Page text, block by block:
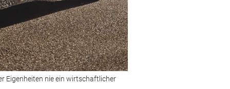
Eigenheiten nie ein wirtschaftlicher